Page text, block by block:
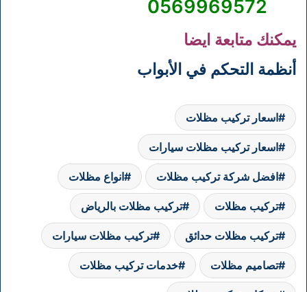
يمكنك متابعة ايضا
أنظمة التحكم في الأبواب
اسعار تركيب مظلات
اسعار تركيب مظلات سيارات
افضل شركة تركيب مظلات انواع مظلات
تركيب مظلات تركيب مظلات بالرياض
تركيب مظلات حدائق تركيب مظلات سيارات
تصاميم مظلات خدمات تركيب مظلات